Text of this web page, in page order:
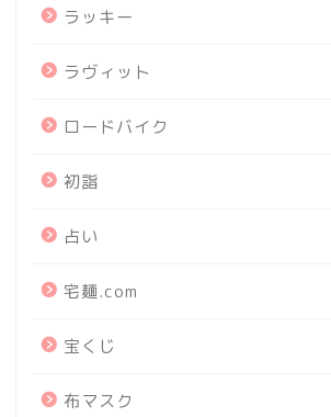
ラッキー
ラヴィット
ロードバイク
初詣
占い
宅麺.com
宝くじ
布マスク